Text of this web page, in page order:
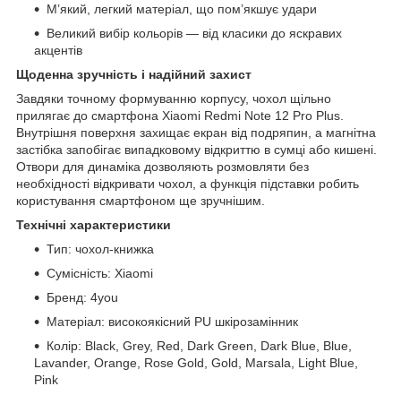
М’який, легкий матеріал, що пом’якшує удари
Великий вибір кольорів — від класики до яскравих
акцентів
Щоденна зручність і надійний захист
Завдяки точному формуванню корпусу, чохол щільно
прилягає до смартфона Xiaomi Redmi Note 12 Pro Plus.
Внутрішня поверхня захищає екран від подряпин, а магнітна
застібка запобігає випадковому відкриттю в сумці або кишені.
Отвори для динаміка дозволяють розмовляти без
необхідності відкривати чохол, а функція підставки робить
користування смартфоном ще зручнішим.
Технічні характеристики
Тип: чохол-книжка
Сумісність: Xiaomi
Бренд: 4you
Матеріал: високоякісний PU шкірозамінник
Колір: Black, Grey, Red, Dark Green, Dark Blue, Blue,
Lavander, Orange, Rose Gold, Gold, Marsala, Light Blue,
Pink